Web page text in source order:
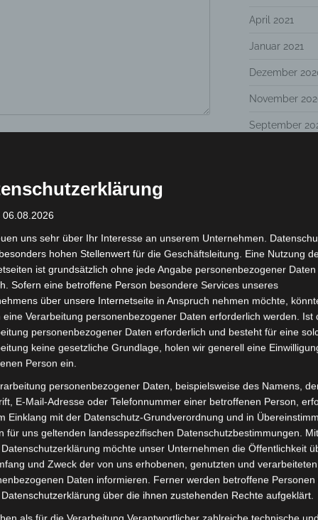
April 2021
Januar 2021
Dezember
November
September
August 2019
Juli 2019
Juni 2019
Mai 2019
Januar 2019
Dezember
Oktober 2018
Juli 2018
Juni 2018
06.08.2026
uns sehr über Ihr Interesse an unserem Unternehmen.
hohen Stellenwert für die Geschäftsleitung. Eine Nutzung
ist grundsätzlich ohne jede Angabe personenbezogener Daten
Sofern eine betroffene Person besondere Services unseres
über unsere Internetseite in Anspruch nehmen möchte,
eine Verarbeitung personenbezogener Daten erforderlich werden. Ist
personenbezogener Daten erforderlich und besteht für eine
keine gesetzliche Grundlage, holen wir generell eine
Person ein.
personenbezogener Daten, beispielsweise des Namens,
E-Mail-Adresse oder Telefonnummer einer betroffenen Person,
Einklang mit der Datenschutz-Grundverordnung und in
für uns geltenden landesspezifischen Datenschutzbestimmungen.
möchte unser Unternehmen die Öffentlichkeit
und Zweck der von uns erhobenen, genutzten und verarbeiteten
Daten informieren. Ferner werden betroffene Personen
über die ihnen zustehenden Rechte aufgeklärt.
als für die Verarbeitung Verantwortlicher zahlreiche technische und